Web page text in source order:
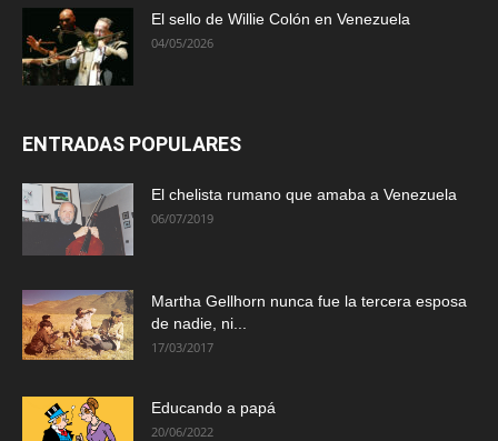
El sello de Willie Colón en Venezuela
04/05/2026
ENTRADAS POPULARES
El chelista rumano que amaba a Venezuela
06/07/2019
Martha Gellhorn nunca fue la tercera esposa
de nadie, ni...
17/03/2017
Educando a papá
20/06/2022